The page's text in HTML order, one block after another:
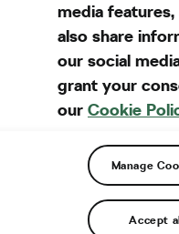
zajišťují lepší
jednotlivých panelů.
výkonu každého
ztráty
podmínky nebo
k vyššímu výstupu
media
also share
our social
grant your
our Cookie
Manage
Accept